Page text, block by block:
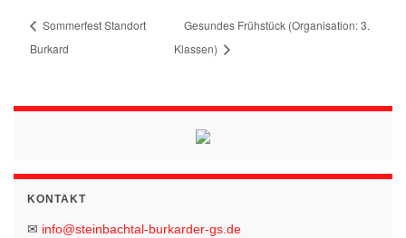
Sommerfest Standort
Burkard
Gesundes Frühstück (Organisation: 3.
Klassen)
KONTAKT
✉ info@steinbachtal-burkarder-gs.de